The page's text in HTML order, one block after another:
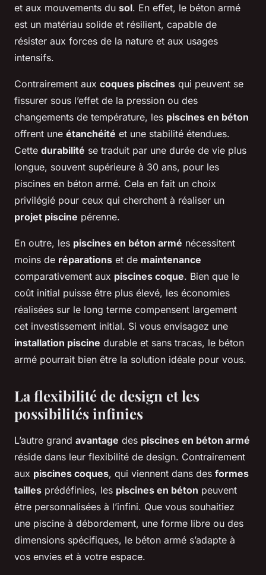
et aux mouvements du sol. En effet, le béton armé
est un matériau solide et résilient, capable de
résister aux forces de la nature et aux usages
intensifs.
Contrairement aux coques piscines qui peuvent se
fissurer sous l’effet de la pression ou des
changements de température, les piscines en béton
offrent une étanchéité et une stabilité étendues.
Cette durabilité se traduit par une durée de vie plus
longue, souvent supérieure à 30 ans, pour les
piscines en béton armé. Cela en fait un choix
privilégié pour ceux qui cherchent à réaliser un
projet piscine pérenne.
En outre, les piscines en béton armé nécessitent
moins de réparations et de maintenance
comparativement aux piscines coque. Bien que le
coût initial puisse être plus élevé, les économies
réalisées sur le long terme compensent largement
cet investissement initial. Si vous envisagez une
installation piscine durable et sans tracas, le béton
armé pourrait bien être la solution idéale pour vous.
La flexibilité de design et les
possibilités infinies
L’autre grand avantage des piscines en béton armé
réside dans leur flexibilité de design. Contrairement
aux piscines coques, qui viennent dans des formes
tailles prédéfinies, les piscines en béton peuvent
être personnalisées à l’infini. Que vous souhaitiez
une piscine à débordement, une forme libre ou des
dimensions spécifiques, le béton armé s’adapte à
vos envies et à votre espace.